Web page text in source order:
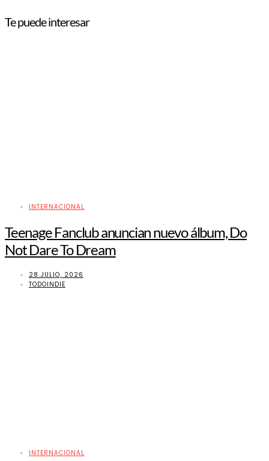
Te puede interesar
INTERNACIONAL
Teenage Fanclub anuncian nuevo álbum, Do
Not Dare To Dream
28 JULIO, 2026
TODOINDIE
INTERNACIONAL